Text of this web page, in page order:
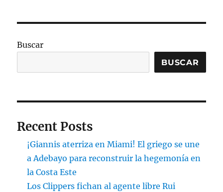
Buscar
BUSCAR
Recent Posts
¡Giannis aterriza en Miami! El griego se une
a Adebayo para reconstruir la hegemonía en
la Costa Este
Los Clippers fichan al agente libre Rui